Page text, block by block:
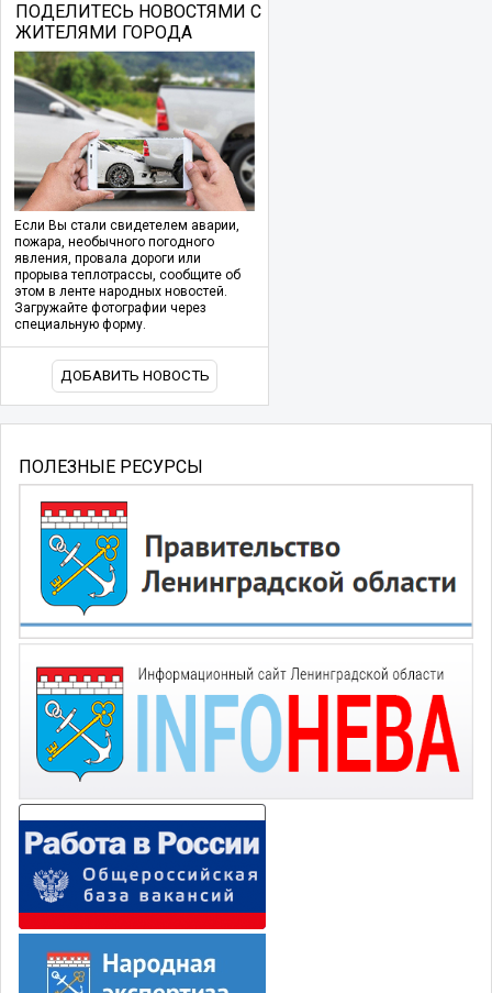
ПОДЕЛИТЕСЬ НОВОСТЯМИ С
ЖИТЕЛЯМИ ГОРОДА
Если Вы стали свидетелем аварии,
пожара, необычного погодного
явления, провала дороги или
прорыва теплотрассы, сообщите об
этом в ленте народных новостей.
Загружайте фотографии через
специальную форму.
ДОБАВИТЬ НОВОСТЬ
ПОЛЕЗНЫЕ РЕСУРСЫ